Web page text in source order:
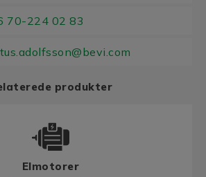
70-224 02 83
produkter
Elmotorer